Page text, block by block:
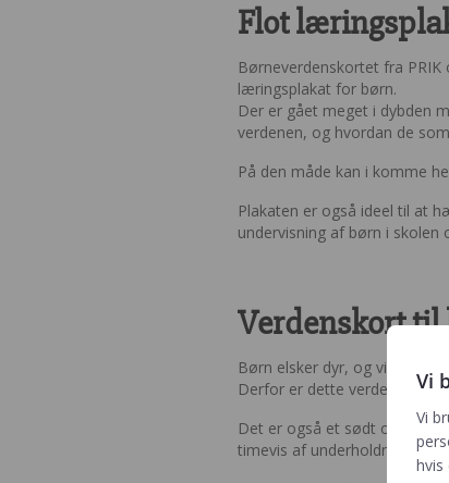
Flot
Børneverdenskortet fra PRIK
læringsplakat for børn.
Der er gået meget i dybden
verdenen, og hvordan de
På den måde kan i komme
Plakaten er også ideel til at
undervisning af børn i skolen
Verdenskort
Børn elsker dyr, og vi har
Derfor er dette verdenskort
Det er også et sødt og sjovt
timevis af underholdning,
Vi
Vi
hvis